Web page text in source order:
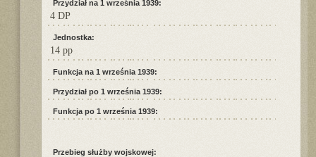
Przydział na 1 września 1939:
4 DP
Jednostka:
14 pp
Funkcja na 1 września 1939:
Przydział po 1 września 1939:
Funkcja po 1 września 1939:
Przebieg służby wojskowej: